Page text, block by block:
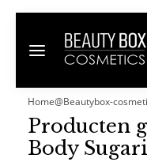
Home@Beautybox-
Producten
Body